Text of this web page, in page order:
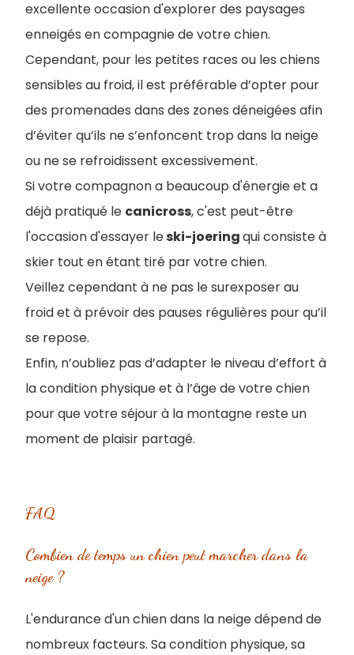
excellente occasion d'explorer des paysages
enneigés en compagnie de votre chien.
Cependant, pour les petites races ou les chiens
sensibles au froid, il est préférable d’opter pour
des promenades dans des zones déneigées afin
d’éviter qu’ils ne s’enfoncent trop dans la neige
ou ne se refroidissent excessivement.
Si votre compagnon a beaucoup d'énergie et a
déjà pratiqué le canicross, c'est peut-être
l'occasion d'essayer leski-joeringqui consiste à
skier tout en étant tiré par votre chien.
Veillez cependant à ne pas le surexposer au
froid et à prévoir des pauses régulières pour qu’il
se repose.
Enfin, n’oubliez pas d’adapter le niveau d’effort à
la condition physique et à l’âge de votre chien
pour que votre séjour à la montagne reste un
moment de plaisir partagé.
FAQ
Combien de temps un chien peut marcher dans la
neige ?
L'endurance d'un chien dans la neige dépend de
nombreux facteurs. Sa condition physique, sa